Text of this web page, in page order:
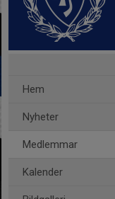
Hem
Nyheter
Medlemmar
Kalender